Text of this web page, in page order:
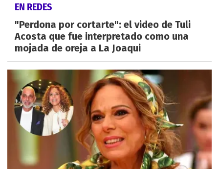
EN REDES
"Perdona por cortarte": el video de Tuli
Acosta que fue interpretado como una
mojada de oreja a La Joaqui